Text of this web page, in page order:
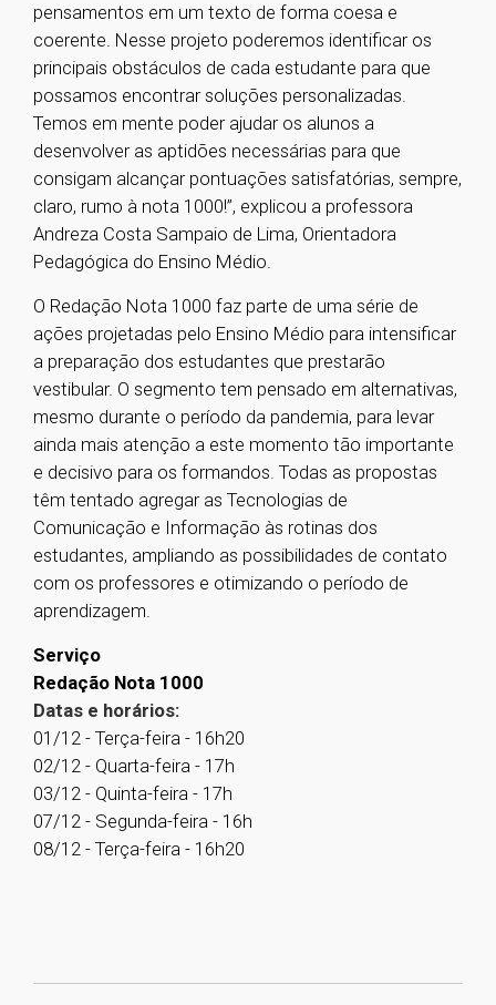
pensamentos em um texto de forma coesa e
coerente. Nesse projeto poderemos identificar os
principais obstáculos de cada estudante para que
possamos encontrar soluções personalizadas.
Temos em mente poder ajudar os alunos a
desenvolver as aptidões necessárias para que
consigam alcançar pontuações satisfatórias, sempre,
claro, rumo à nota 1000!”, explicou a professora
Andreza Costa Sampaio de Lima, Orientadora
Pedagógica do Ensino Médio.
O Redação Nota 1000 faz parte de uma série de
ações projetadas pelo Ensino Médio para intensificar
a preparação dos estudantes que prestarão
vestibular. O segmento tem pensado em alternativas,
mesmo durante o período da pandemia, para levar
ainda mais atenção a este momento tão importante
e decisivo para os formandos. Todas as propostas
têm tentado agregar as Tecnologias de
Comunicação e Informação às rotinas dos
estudantes, ampliando as possibilidades de contato
com os professores e otimizando o período de
aprendizagem.
Serviço
Redação Nota 1000
Datas e horários:
01/12 - Terça-feira - 16h20
02/12 - Quarta-feira - 17h
03/12 - Quinta-feira - 17h
07/12 - Segunda-feira - 16h
08/12 - Terça-feira - 16h20